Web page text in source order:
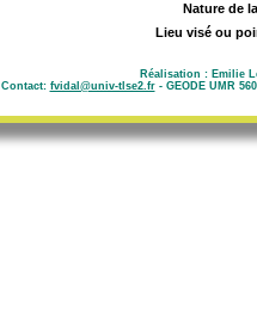
Nature de
Lieu visé ou
Réalisation : Emilie
Contact: fvidal@univ-tlse2.fr- GEODE UMR